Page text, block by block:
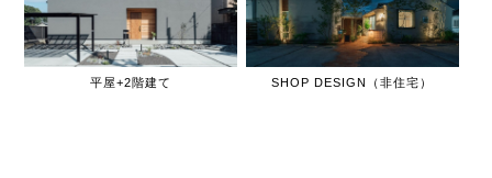
平屋+2階建て SHOP DESIGN（非住宅）